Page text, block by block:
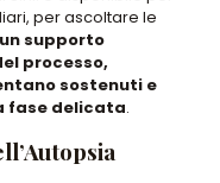
, per ascoltare le
supporto
processo,
sostenuti e
fase delicata.